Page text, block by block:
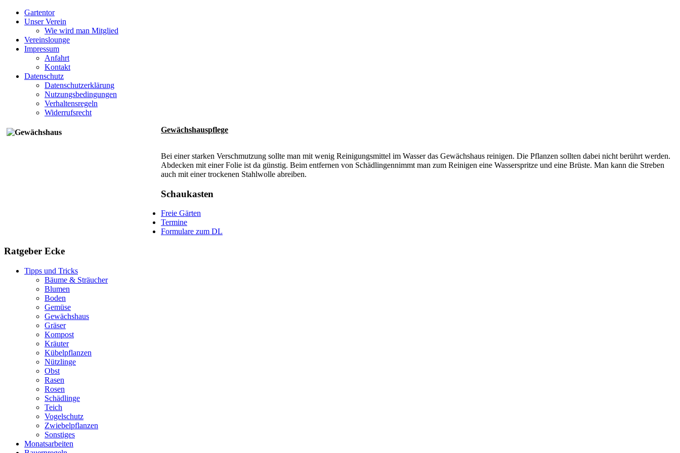
Gartentor
Unser Verein
Wie wird man Mitglied
Vereinslounge
Impressum
Anfahrt
Kontakt
Datenschutz
Datenschutzerklärung
Nutzungsbedingungen
Verhaltensregeln
Widerrufsrecht
Gewächshauspflege
Bei einer starken Verschmutzung sollte man mit wenig Reinigungsmittel im Wasser das Gewächshaus reinigen. Die Pflanzen sollten dabei nicht berührt werden.
Abdecken mit einer Folie ist da günstig. Beim entfernen von Schädlingennimmt man zum Reinigen eine Wasserspritze und eine Brüste. Man kann die Streben
auch mit einer trockenen Stahlwolle abreiben.
Schaukasten
Freie Gärten
Termine
Formulare zum DL
Ratgeber Ecke
Tipps und Tricks
Bäume & Sträucher
Blumen
Boden
Gemüse
Gewächshaus
Gräser
Kompost
Kräuter
Kübelpflanzen
Nützlinge
Obst
Rasen
Rosen
Schädlinge
Teich
Vogelschutz
Zwiebelpflanzen
Sonstiges
Monatsarbeiten